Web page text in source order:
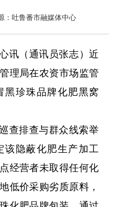
：吐鲁番市融媒体中心
讯（通讯员张志）近
理局在农资市场监管
黑珍珠品牌化肥黑窝
查排查与群众线索举
该隐蔽化肥生产加工
经营者未取得任何化
低价采购劣质原料，